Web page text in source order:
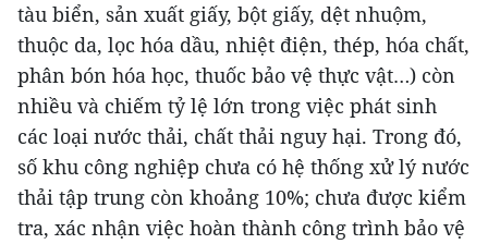
tàu biển, sản xuất giấy, bột giấy, dệt nhuộm,
thuộc da, lọc hóa dầu, nhiệt điện, thép, hóa chất,
phân bón hóa học, thuốc bảo vệ thực vật…) còn
nhiều và chiếm tỷ lệ lớn trong việc phát sinh
các loại nước thải, chất thải nguy hại. Trong đó,
số khu công nghiệp chưa có hệ thống xử lý nước
thải tập trung còn khoảng 10%; chưa được kiểm
tra, xác nhận việc hoàn thành công trình bảo vệ